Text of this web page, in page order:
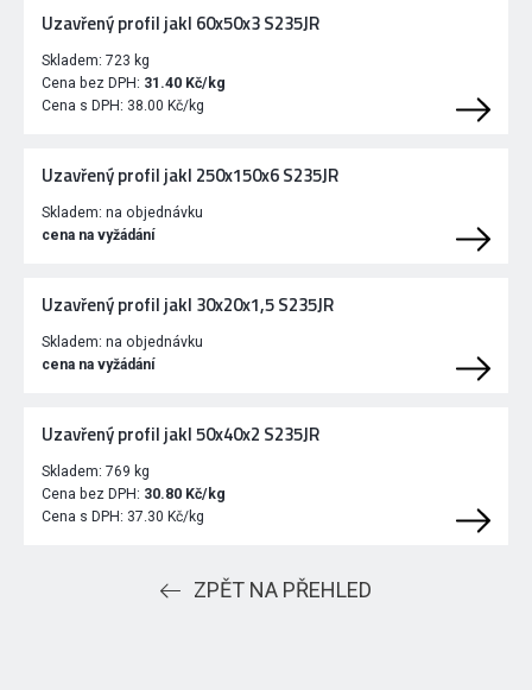
Uzavřený profil jakl 60x50x3 S235JR
Skladem: 723 kg
Cena bez DPH: 31.40 Kč/kg
Cena s DPH: 38.00 Kč/kg
Uzavřený profil jakl 250x150x6 S235JR
Skladem: na objednávku
cena na vyžádání
Uzavřený profil jakl 30x20x1,5 S235JR
Skladem: na objednávku
cena na vyžádání
Uzavřený profil jakl 50x40x2 S235JR
Skladem: 769 kg
Cena bez DPH: 30.80 Kč/kg
Cena s DPH: 37.30 Kč/kg
ZPĚT NA PŘEHLED